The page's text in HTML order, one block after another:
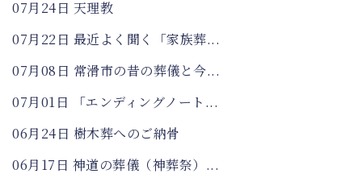
07月24日 天理教
07月22日 最近よく聞く「家族葬...
07月08日 常滑市の昔の葬儀と今...
07月01日 「エンディングノート...
06月24日 樹木葬へのご納骨
06月17日 神道の葬儀（神葬祭）...